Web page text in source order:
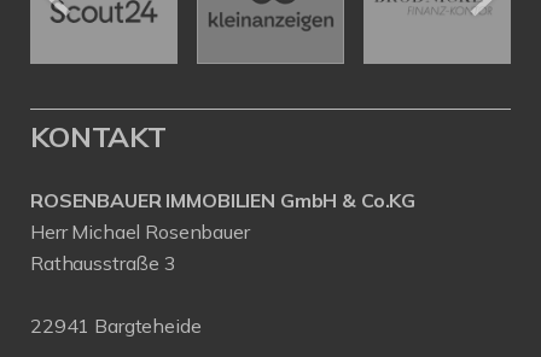
KONTAKT
ROSENBAUER IMMOBILIEN GmbH & Co.KG
Herr Michael Rosenbauer
Rathausstraße 3
22941 Bargteheide